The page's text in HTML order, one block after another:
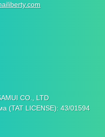
CO., LTD
(TAT LICENSE): 43/01594